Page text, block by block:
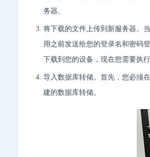
务器。
将下载的文件上传到新服务器。
用之前发送给您的登录名和密码
下载到您的设备，现在您需要执
导入数据库转储。首先，您必须
建的数据库转储。